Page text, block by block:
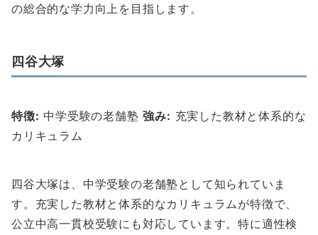
の総合的な学力向上を目指します。
四谷大塚
特徴: 中学受験の老舗塾強み: 充実した教材と体系的な
カリキュラム
四谷大塚は、中学受験の老舗塾として知られていま
す。充実した教材と体系的なカリキュラムが特徴で、
公立中高一貫校受験にも対応しています。特に適性検